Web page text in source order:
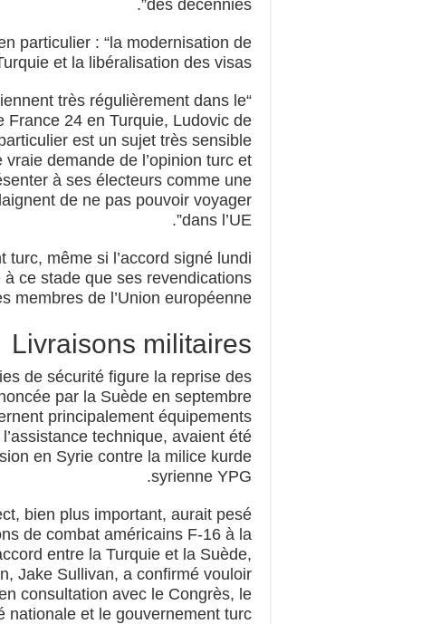
des décennies”.
particulier : “la modernisation de
et la libéralisation des visas”.
très régulièrement dans le
France 24 en Turquie, Ludovic de
est un sujet très sensible
demande de l’opinion turc et
à ses électeurs comme une
de ne pas pouvoir voyager
dans l’UE”.
même si l’accord signé lundi
à ce stade que ses revendications
membres de l’Union européenne.
Livraisons militaires
de sécurité figure la reprise des
par la Suède en septembre
principalement équipements
technique, avaient été
en Syrie contre la milice kurde
syrienne YPG.
bien plus important, aurait pesé
de combat américains F-16 à la
entre la Turquie et la Suède,
Jake Sullivan, a confirmé vouloir
consultation avec le Congrès, le
et le gouvernement turc”.